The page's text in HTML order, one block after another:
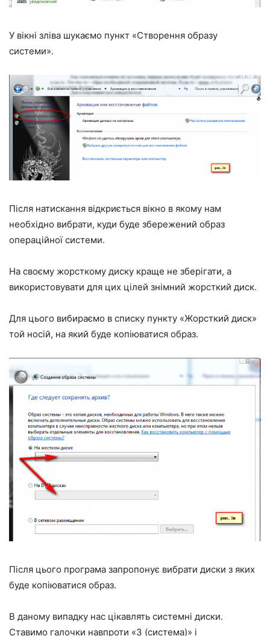
У вікні зліва шукаємо пункт «Створення образу
системи».
Після натискання відкриється вікно в якому нам
необхідно вибрати, куди буде збережений образ
операційної системи.
На своєму жорсткому диску краще не зберігати, а
використовувати для цих цілей знімний жорсткий диск.
Для цього вибираємо в списку пункту «Жорсткий диск»
той носій, на який буде копіюватися образ.
Після цього програма запропонує вибрати диски з яких
буде копіюватися образ.
В даному випадку нас цікавлять системні диски.
Ставимо галочки навпроти «З (система)» і